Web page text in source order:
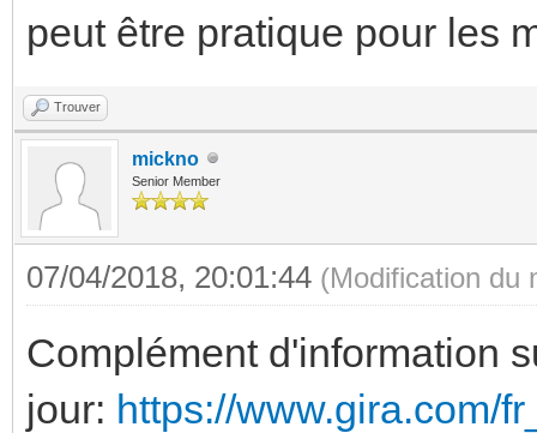
peut être pratique pour les
Trouver
mickno
Senior Member
07/04/2018, 20:01:44 (Modification du
Complément d'information
jour: https://www.gira.com/